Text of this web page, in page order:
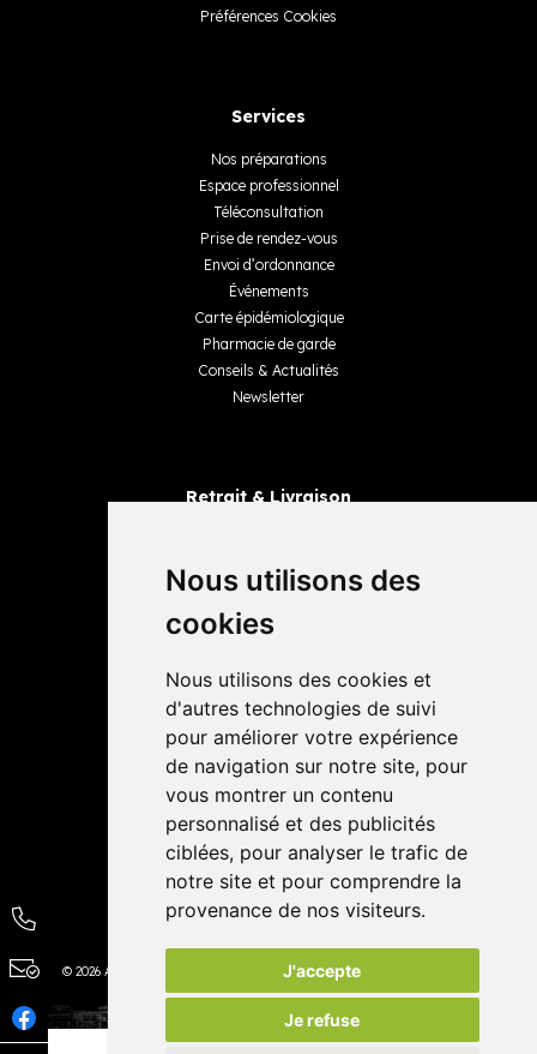
Nous utilisons des
cookies
Nous utilisons des cookies et
d'autres technologies de suivi
pour améliorer votre expérience
de navigation sur notre site, pour
vous montrer un contenu
personnalisé et des publicités
ciblées, pour analyser le trafic de
notre site et pour comprendre la
provenance de nos visiteurs.
J'accepte
Je refuse
Préférences Cookies
Services
Nos préparations
Espace professionnel
Téléconsultation
Prise de rendez-vous
Envoi d’ordonnance
Événements
Carte épidémiologique
Pharmacie de garde
Conseils & Actualités
Newsletter
Retrait & Livraison
Livraisons
4,4 / 5 65 avis
© 2026 Autour de la Pharmacie Tous droits réservés